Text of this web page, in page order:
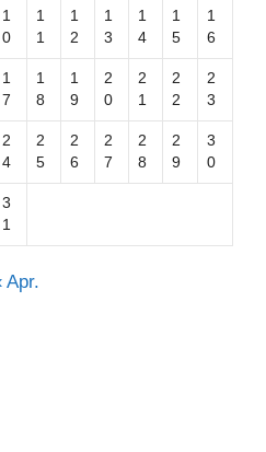
1
0
1
1
1
2
1
3
1
4
1
5
1
6
1
7
1
8
1
9
2
0
2
1
2
2
2
3
2
4
2
5
2
6
2
7
2
8
2
9
3
0
3
1
Apr.